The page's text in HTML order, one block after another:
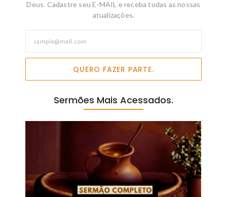
Deus. Cadastre seu E-MAIL e receba todas as nossas
atualizações.
QUERO FAZER PARTE.
Sermões Mais Acessados.